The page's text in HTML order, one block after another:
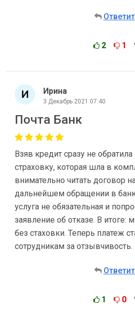
2 1
Ирина
3 Декабрь 2021 07:40
Почта Банк
Взяв кредит сразу не
страховку, которая шла в
внимательно читать договор
дальнейшем обращении в
услуга не обязательная и
заявление об отказе. В итоге:
без стаховки. Теперь платеж
сотрудникам за отзывчивость.
1 0